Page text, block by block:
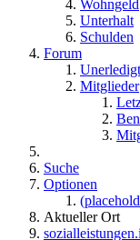
Wohngeld
Unterhalt
Schulden
Forum
Mitglieder
Suche
Optionen
Aktueller Ort